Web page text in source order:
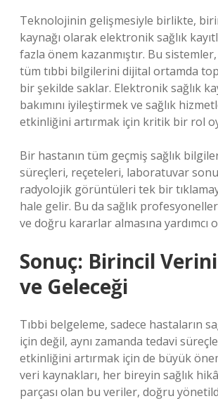
Teknolojinin gelişmesiyle birlikte,
kaynağı olarak elektronik sağlık
fazla önem kazanmıştır. Bu
tüm tıbbi bilgilerini dijital ortamda
bir şekilde saklar. Elektronik sağlık
bakımını iyileştirmek ve sağlık
etkinliğini artırmak için kritik bir rol
Bir hastanın tüm geçmiş sağlık
süreçleri, reçeteleri, laboratuvar
radyolojik görüntüleri tek bir
hale gelir. Bu da sağlık
ve doğru kararlar almasına yardımcı
Sonuç: Birincil
ve Geleceği
Tıbbi belgeleme, sadece hastaların
için değil, aynı zamanda tedavi
etkinliğini artırmak için de büyük
veri kaynakları, her bireyin sağlık
parçası olan bu veriler, doğru